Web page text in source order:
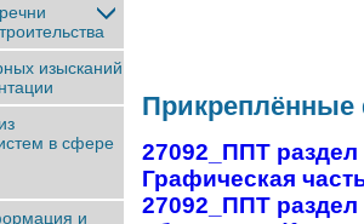
изысканий
в сфере
и
27092_ППТ раздел
Графическая
27092_ППТ